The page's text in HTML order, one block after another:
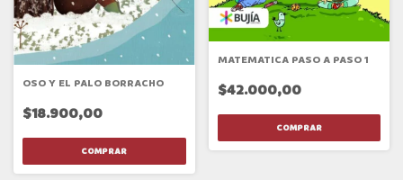
OSO Y EL PALO BORRACHO
$18.900,00
MATEMATICA PASO A PASO 1
$42.000,00